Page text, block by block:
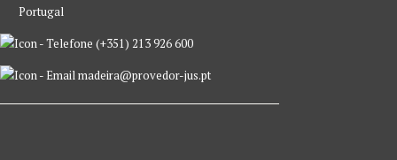
Portugal
(+351) 213 926 600
madeira@provedor-jus.pt